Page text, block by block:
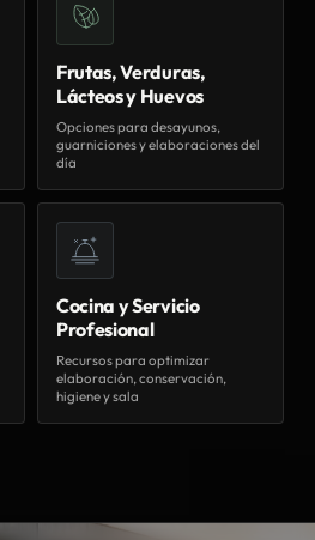
Frutas, Verduras,
Lácteos y Huevos
Opciones para desayunos,
guarniciones y elaboraciones del
día
Cocina y Servicio
Profesional
Recursos para optimizar
elaboración, conservación,
higiene y sala